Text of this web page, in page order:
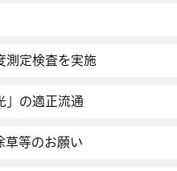
測定検査を実施
」の適正流通
草等のお願い